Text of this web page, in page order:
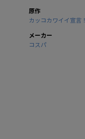
原作
カッコカワイイ宣言！
メーカー
コスパ